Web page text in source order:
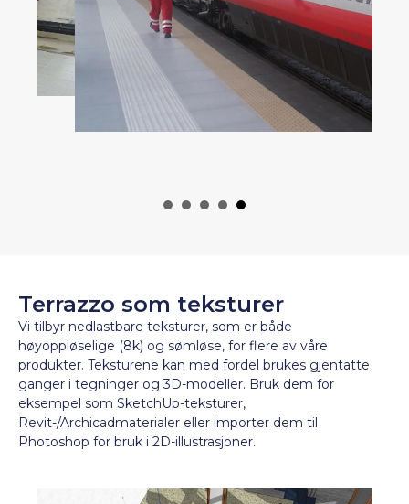
Terrazzo som teksturer
Vi tilbyr nedlastbare teksturer, som er både
høyoppløselige (8k) og sømløse, for flere av våre
produkter. Teksturene kan med fordel brukes gjentatte
ganger i tegninger og 3D-modeller. Bruk dem for
eksempel som SketchUp-teksturer,
Revit-/Archicadmaterialer eller importer dem til
Photoshop for bruk i 2D-illustrasjoner.